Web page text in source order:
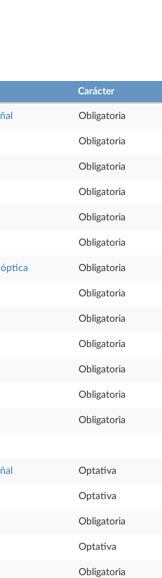
Carácter
Obligatoria
Obligatoria
Obligatoria
Obligatoria
Obligatoria
Obligatoria
Obligatoria
Obligatoria
Obligatoria
Obligatoria
Obligatoria
Obligatoria
Obligatoria
Optativa
Optativa
Obligatoria
Optativa
Obligatoria